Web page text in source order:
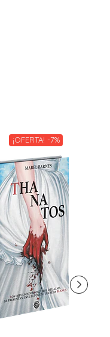
¡OFERTA! -7%